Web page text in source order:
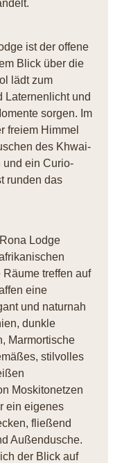
ist der offene
Blick über die
lädt zum
Laternenlicht und
sorgen. Im
freiem Himmel
des Khwai-
und ein Curio-
runden das
Lodge
treffen auf
eine
und naturnah
dunkle
Marmortische
stilvolles
Moskitonetzen
ein eigenes
fließend
Außendusche.
der Blick auf